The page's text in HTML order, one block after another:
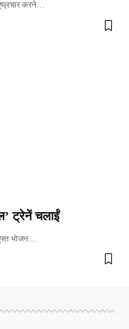
करने…
ट्रेनें चलाईं
भोजन…